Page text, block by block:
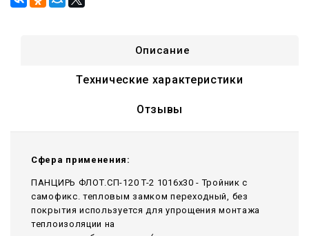
Описание
Технические характеристики
Отзывы
Сфера применения:
ПАНЦИРЬ ФЛОТ.СП-120 T-2 1016x30 - Тройник c
самофикс. тепловым замком переходный, без
покрытия используется для упрощения монтажа
теплоизоляции на